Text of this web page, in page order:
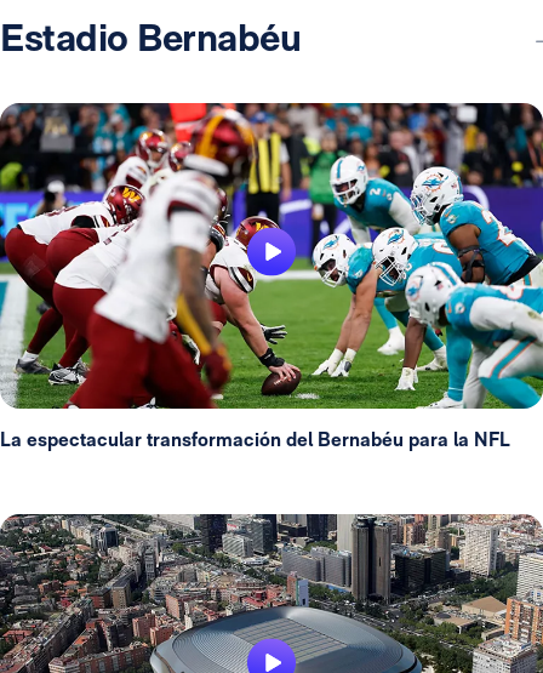
Estadio Bernabéu
La espectacular transformación del Bernabéu para la NFL